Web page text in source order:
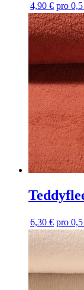
4,90 € pro
6,30 € pro